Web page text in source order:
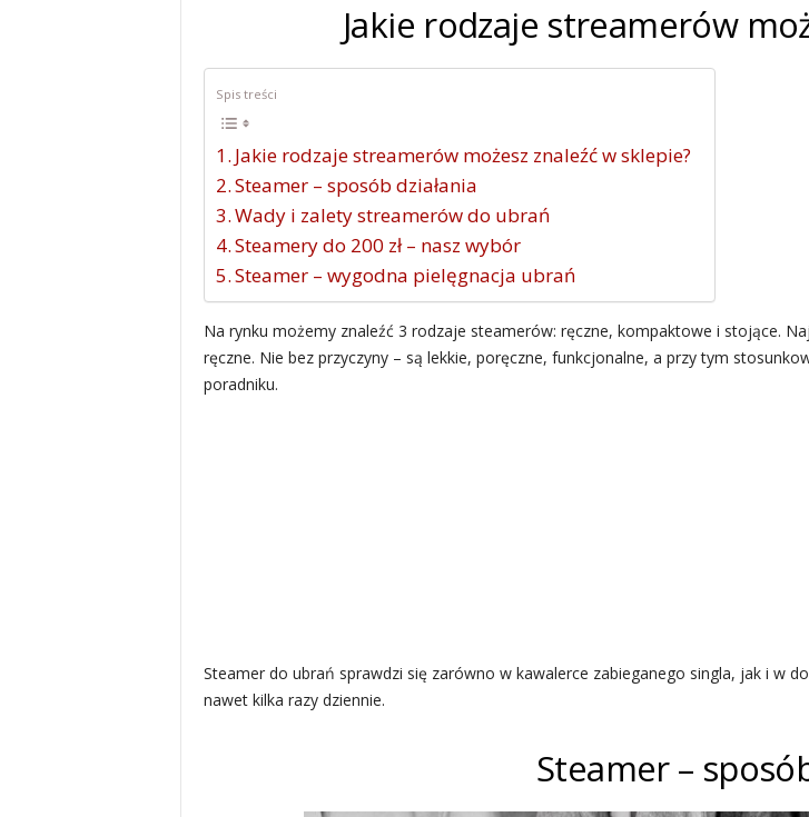
Jakie rodzaje streamerów
Spis treści
Jakie rodzaje streamerów możesz znaleźć w sklepie?
Steamer – sposób działania
Wady i zalety streamerów do ubrań
Steamery do 200 zł – nasz wybór
Steamer – wygodna pielęgnacja ubrań
Na rynku możemy znaleźć 3 rodzaje steamerów: ręczne, kompaktowe i stojące.
ręczne. Nie bez przyczyny – są lekkie, poręczne, funkcjonalne, a przy tym
poradniku.
Steamer do ubrań sprawdzi się zarówno w kawalerce zabieganego singla, jak i w
nawet kilka razy dziennie.
Steamer –